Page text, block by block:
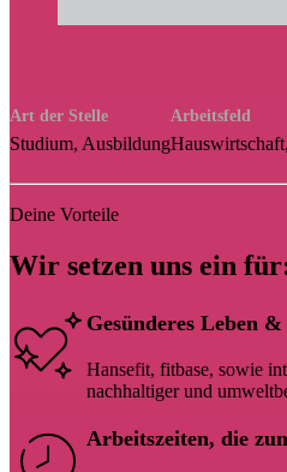
Art der Stelle
Studium, Ausbildung
Arbeitsfeld
Deine Vorteile
Wir setzen uns ein
Gesünderes Leben
Hansefit, fitbase, sowie
nachhaltiger und
Arbeitszeiten, die